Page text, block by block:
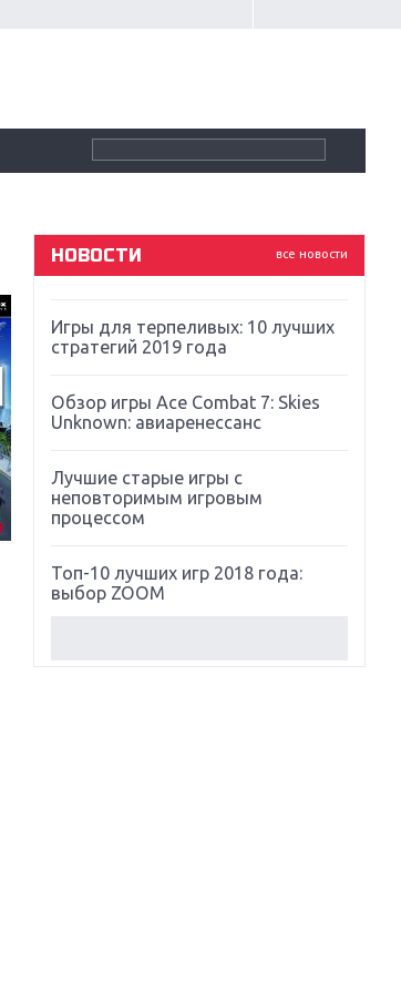
все новости
НОВОСТИ
Souls
Far Cry 5: хвалить нельзя ругать
Игры для терпеливых: 10 лучших
стратегий 2019 года
Обзор игры Ace Combat 7: Skies
Unknown: авиаренессанс
Лучшие старые игры с
неповторимым игровым
процессом
Топ-10 лучших игр 2018 года:
выбор ZOOM